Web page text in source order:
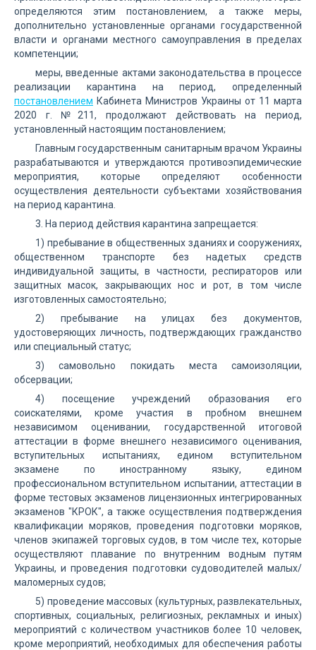
определяются этим постановлением, а также меры,
дополнительно установленные органами государственной
власти и органами местного самоуправления в пределах
компетенции;
меры, введенные актами законодательства в процессе
реализации карантина на период, определенный
постановлением Кабинета Министров Украины от 11 марта
2020 г. №211, продолжают действовать на период,
установленный настоящим постановлением;
Главным государственным санитарным врачом Украины
разрабатываются и утверждаются противоэпидемические
мероприятия, которые определяют особенности
осуществления деятельности субъектами хозяйствования
на период карантина.
3. На период действия карантина запрещается:
1) пребывание в общественных зданиях и сооружениях,
общественном транспорте без надетых средств
индивидуальной защиты, в частности, респираторов или
защитных масок, закрывающих нос и рот, в том числе
изготовленных самостоятельно;
2) пребывание на улицах без документов,
удостоверяющих личность, подтверждающих гражданство
или специальный статус;
3) самовольно покидать места самоизоляции,
обсервации;
4) посещение учреждений образования его
соискателями, кроме участия в пробном внешнем
независимом оценивании, государственной итоговой
аттестации в форме внешнего независимого оценивания,
вступительных испытаниях, едином вступительном
экзамене по иностранному языку, едином
профессиональном вступительном испытании, аттестации в
форме тестовых экзаменов лицензионных интегрированных
экзаменов "КРОК", а также осуществления подтверждения
квалификации моряков, проведения подготовки моряков,
членов экипажей торговых судов, в том числе тех, которые
осуществляют плавание по внутренним водным путям
Украины, и проведения подготовки судоводителей малых/
маломерных судов;
5) проведение массовых (культурных, развлекательных,
спортивных, социальных, религиозных, рекламных и иных)
мероприятий с количеством участников более 10 человек,
кроме мероприятий, необходимых для обеспечения работы